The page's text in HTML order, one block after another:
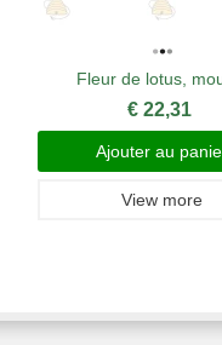
Fleur de lotus,
€ 22,31
Ajouter au
View more